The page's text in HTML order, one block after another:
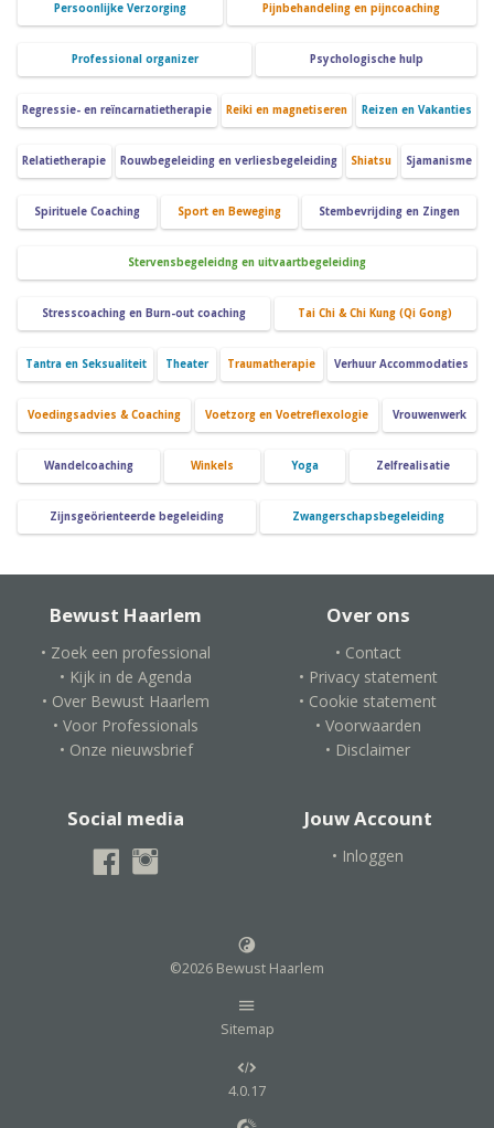
Persoonlijke Verzorging Pijnbehandeling en pijncoaching
Professional organizer Psychologische hulp
Regressie- en reïncarnatietherapie Reiki en magnetiseren Reizen en Vakanties
Relatietherapie Rouwbegeleiding en verliesbegeleiding Shiatsu Sjamanisme
Spirituele Coaching Sport en Beweging Stembevrijding en Zingen
Stervensbegeleidng en uitvaartbegeleiding
Stresscoaching en Burn-out coaching Tai Chi & Chi Kung (Qi Gong)
Tantra en Seksualiteit Theater Traumatherapie Verhuur Accommodaties
Voedingsadvies & Coaching Voetzorg en Voetreflexologie Vrouwenwerk
Wandelcoaching Winkels Yoga Zelfrealisatie
Zijnsgeörienteerde begeleiding Zwangerschapsbegeleiding
Bewust Haarlem
• Zoek een professional
• Kijk in de Agenda
• Over Bewust Haarlem
• Voor Professionals
• Onze nieuwsbrief
Over ons
• Contact
• Privacy statement
• Cookie statement
• Voorwaarden
• Disclaimer
Social media Jouw Account
• Inloggen
©2026 Bewust Haarlem
Sitemap
4.0.17